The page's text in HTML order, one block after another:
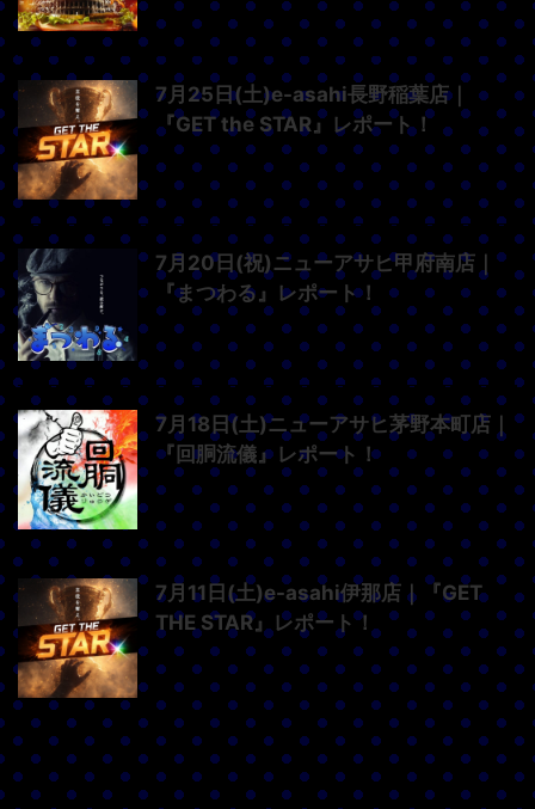
7月25日(土)e-asahi長野稲葉店｜
『GET the STAR』レポート！
7月20日(祝)ニューアサヒ甲府南店｜
『まつわる』レポート！
7月18日(土)ニューアサヒ茅野本町店｜
『回胴流儀』レポート！
7月11日(土)e-asahi伊那店｜『GET
THE STAR』レポート！